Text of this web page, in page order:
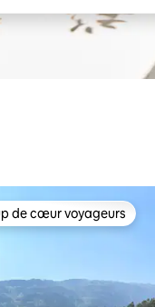
de cœur voyageurs les
de cœur voyageurs